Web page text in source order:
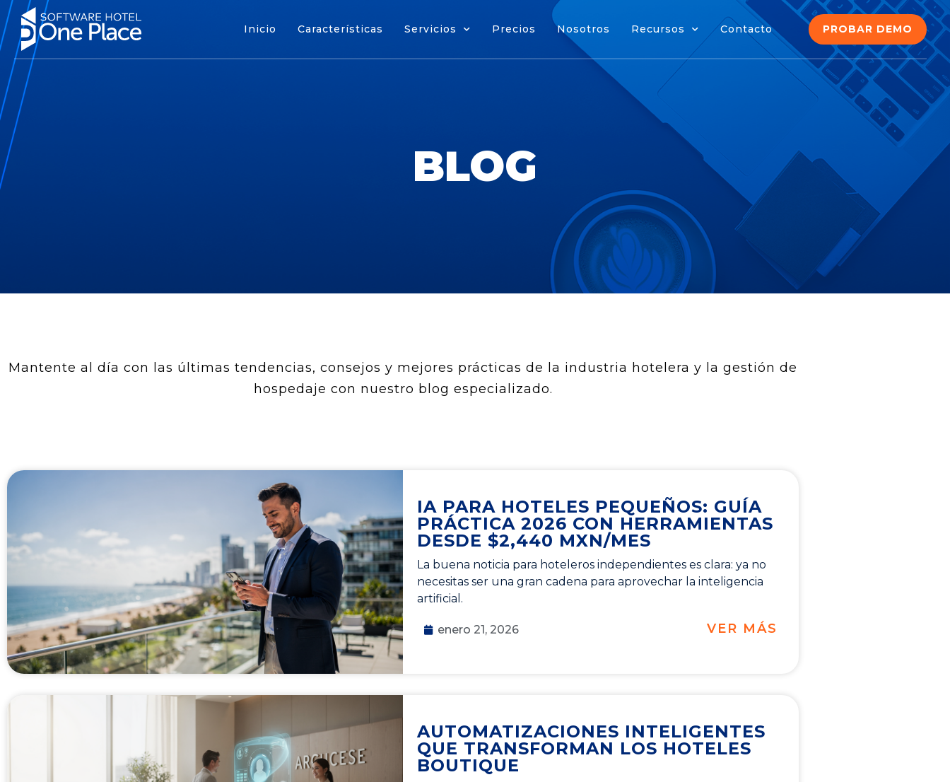
Inicio Características Servicios Precios Nosotros Recursos Contacto PROBAR DEMO
Recursos PROBAR DEMO
BLOG
Mantente al día con las últimas tendencias, consejos y mejores prácticas de la industria hotelera y la gestión de
hospedaje con nuestro blog especializado.
IA PARA HOTELES PEQUEÑOS: GUÍA
PRÁCTICA 2026 CON HERRAMIENTAS
DESDE $2,440 MXN/MES
La buena noticia para hoteleros independientes es clara: ya no
necesitas ser una gran cadena para aprovechar la inteligencia
artificial.
enero 21, 2026 VER MÁS
AUTOMATIZACIONES INTELIGENTES
QUE TRANSFORMAN LOS HOTELES
BOUTIQUE